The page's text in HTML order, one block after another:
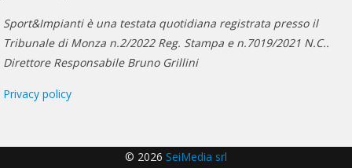
Sport&Impianti è una testata quotidiana registrata presso il
Tribunale di Monza n.2/2022 Reg. Stampa e n.7019/2021 N.C..
Direttore Responsabile Bruno Grillini
Privacy policy
© 2026 SeiMedia srl